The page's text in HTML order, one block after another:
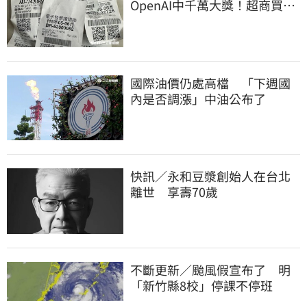
OpenAI中千萬大獎！超商買10
國際油價仍處高檔 「下週國
內是否調漲」中油公布了
快訊／永和豆漿創始人在台北
離世 享壽70歲
不斷更新／颱風假宣布了 明
「新竹縣8校」停課不停班